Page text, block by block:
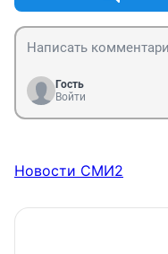
Гость
Войти
Новости СМИ2